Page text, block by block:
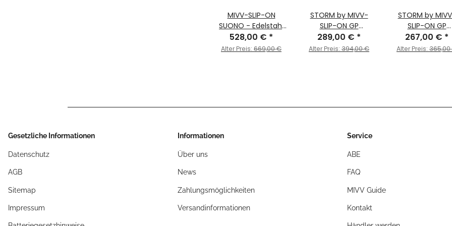
MIVV-SLIP-ON
SUONO - Edelstahl
Schwarz für HONDA
- HORNET 600 BJ.
528,00 € *
Alter Preis: 669,00 €
STORM by MIVV-
SLIP-ON GP
Edelstahl schwarz
mit
289,00 € *
Alter Preis: 394,00 €
STORM by
SLIP-ON GP
Edelstahl mit
267,00 € *
Alter Preis:
Gesetzliche Informationen
Datenschutz
AGB
Sitemap
Impressum
Informationen
Über uns
News
Zahlungsmöglichkeiten
Versandinformationen
Service
ABE
FAQ
MIVV Guide
Kontakt